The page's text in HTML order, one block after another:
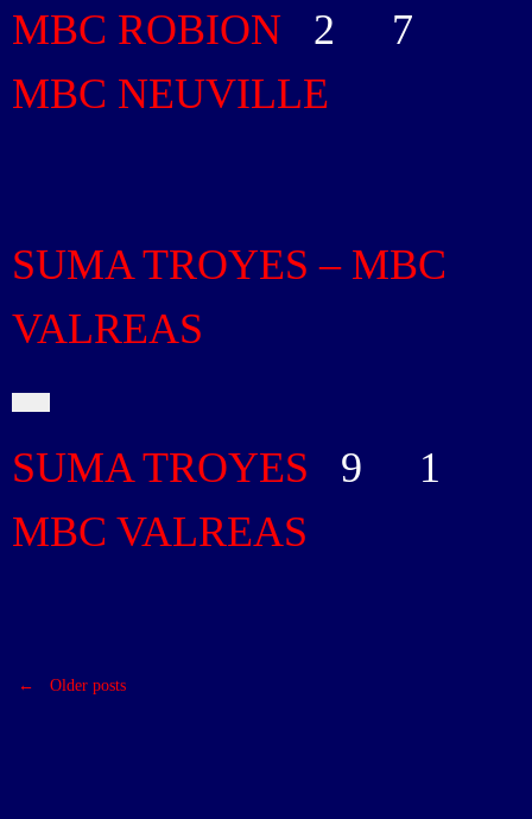
MBC ROBION 2
7
MBC NEUVILLE
SUMA TROYES – MBC
VALREAS
SUMA TROYES 9
1
MBC VALREAS
← Older posts